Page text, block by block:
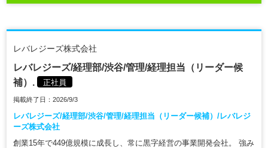
レバレジーズ株式会社
レバレジーズ/経理部/渋谷/管理/経理担当（リーダー候
補）.
正社員
掲載終了日：2026/9/3
レバレジーズ/経理部/渋谷/管理/経理担当（リーダー候補）/レバレジ
ーズ株式会社
創業15年で449億規模に成長し、常に黒字経営の事業開発会社。 強み